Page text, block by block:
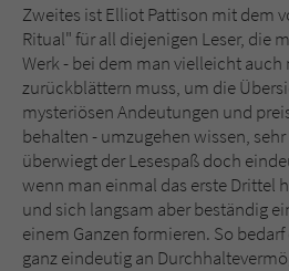
Zweites ist Elliot Pattison mit dem
Ritual" für all diejenigen Leser, die
Werk - bei dem man vielleicht auch
zurückblättern muss, um die
mysteriösen Andeutungen und
behalten - umzugehen wissen,
überwiegt der Lesespaß doch
wenn man einmal das erste Drittel
und sich langsam aber beständig
einem Ganzen formieren. So
ganz eindeutig an